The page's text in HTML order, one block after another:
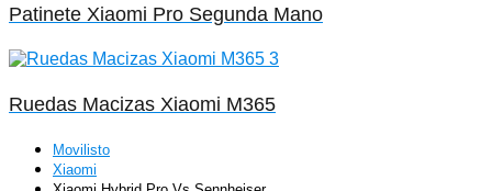
Patinete Xiaomi Pro Segunda Mano
Ruedas Macizas Xiaomi M365
Movilisto
Xiaomi